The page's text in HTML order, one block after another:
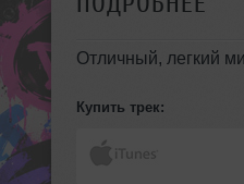
Отличный, легкий
Купить трек: